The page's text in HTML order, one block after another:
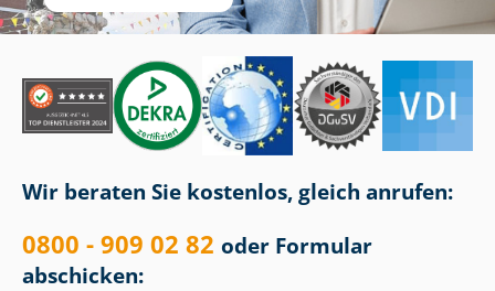
Wir beraten Sie kostenlos, gleich anrufen:
0800 - 909 02 82 oder Formular
abschicken: